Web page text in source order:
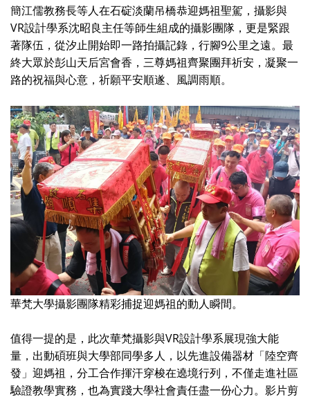
簡江儒教務長等人在石碇淡蘭吊橋恭迎媽祖聖駕，攝影與
VR設計學系沈昭良主任等師生組成的攝影團隊，更是緊跟
著隊伍，從汐止開始即一路拍攝記錄，行腳9公里之遠。最
終大眾於彭山天后宮會香，三尊媽祖齊聚團拜祈安，凝聚一
路的祝福與心意，祈願平安順遂、風調雨順。
華梵大學攝影團隊精彩捕捉迎媽祖的動人瞬間。
值得一提的是，此次華梵攝影與VR設計學系展現強大能
量，出動碩班與大學部同學多人，以先進設備器材「陸空齊
發」迎媽祖，分工合作揮汗穿梭在遶境行列，不僅走進社區
驗證教學實務，也為實踐大學社會責任盡一份心力。影片剪